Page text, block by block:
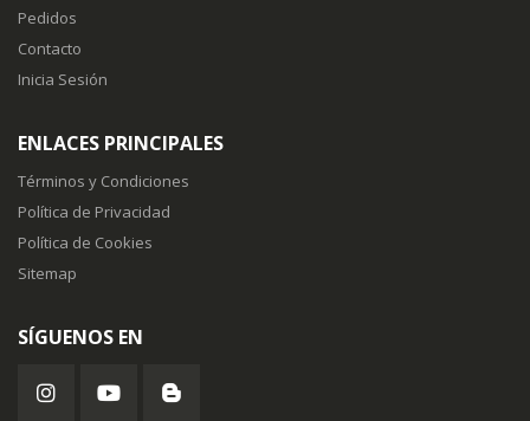
Pedidos
Contacto
Inicia Sesión
ENLACES PRINCIPALES
Términos y Condiciones
Política de Privacidad
Política de Cookies
Sitemap
SÍGUENOS EN